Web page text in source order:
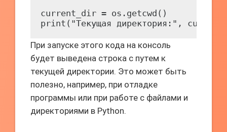
current_dir = os.getcwd()
print("Текущая директория:",
При запуске этого кода на консоль
будет выведена строка с путем к
текущей директории. Это может быть
полезно, например, при отладке
программы или при работе с файлами и
директориями в Python.